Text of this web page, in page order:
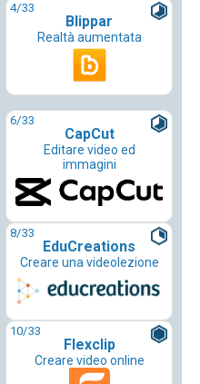
4/33
Blippar
Realtà aumentata
6/33
CapCut
Editare video ed
immagini
8/33
EduCreations
Creare una videolezione
10/33
Flexclip
Creare video online